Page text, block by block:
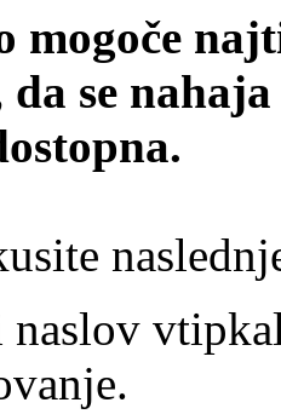
mogoče
se
naslov